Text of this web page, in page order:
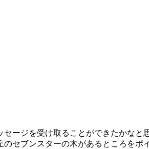
ージを受け取ることができたかなと
セブンスターの木があるところをポ